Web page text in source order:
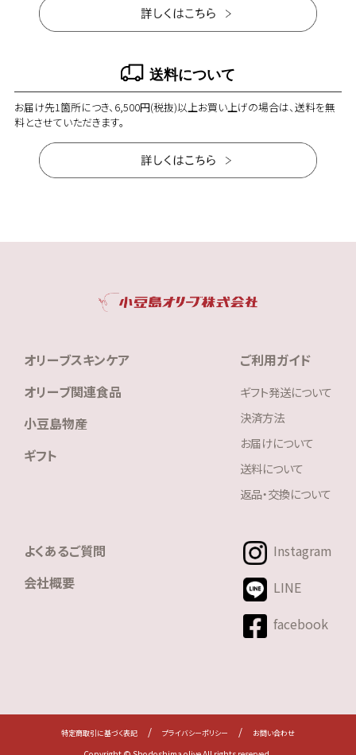
送料について
お届け先1箇所につき、6,500円(税抜)以上お買い上げの場合は、送料を無
料とさせていただきます。
オリーブスキンケア
オリーブ関連食品
小豆島物産
ギフト
ご利用ガイド
ギフト発送について
決済方法
お届けについて
送料について
返品・交換について
よくあるご質問
会社概要
Instagram
LINE
facebook
特定商取引に基づく表記/ プライバシーポリシー / お問い合わせ